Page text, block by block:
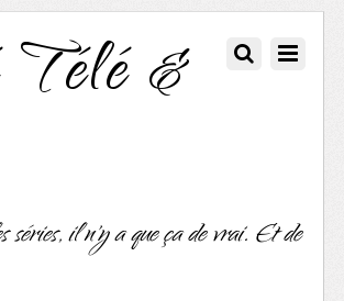
&
séries, il n'y a que ça de vrai. Et de